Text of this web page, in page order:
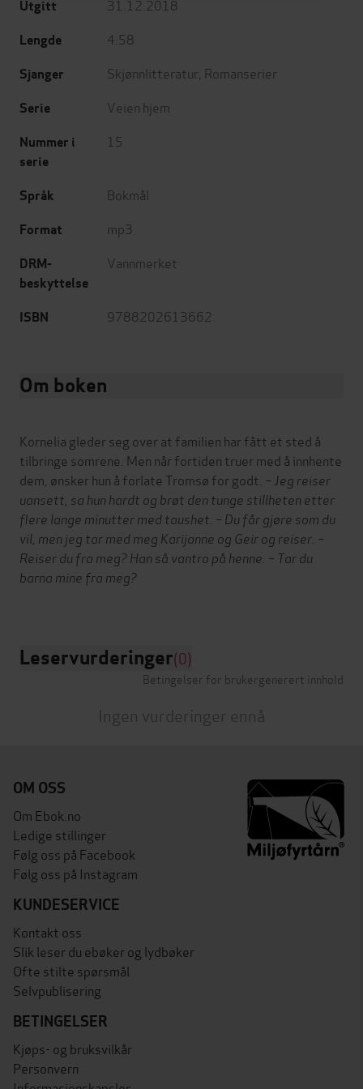
Utgitt 31.12.2018
Lengde 4:58
Sjanger Skjønnlitteratur Romanserier
Serie Veien hjem
Nummer i
serie
15
Språk Bokmål
Format mp3
DRM-
beskyttelse
Vannmerket
ISBN 9788202613662
Om boken
Kornelia gleder seg over at familien har fått et sted å
tilbringe somrene. Men når fortiden truer med å innhente
dem, ønsker hun å forlate Tromsø for godt. – Jeg reiser
uansett, sa hun hardt og brøt den tunge stillheten etter
flere lange minutter med taushet. – Du får gjøre som du
vil, men jeg tar med meg Karijanne og Geir og reiser. –
Reiser du fra meg? Han så vantro på henne. – Tar du
barna mine fra meg?
Leservurderinger(0)
Betingelser for brukergenerert innhold
Ingen vurderinger ennå
OM OSS
Om Ebok.no
Ledige stillinger
Følg oss på Facebook
Følg oss på Instagram
KUNDESERVICE
Kontakt oss
Slik leser du ebøker og lydbøker
Ofte stilte spørsmål
Selvpublisering
BETINGELSER
Kjøps- og bruksvilkår
Personvern